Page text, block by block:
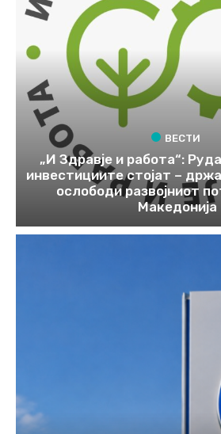
ВЕСТИ
„И Здравје и работа“:
инвестициите стојат –
ослободи развојниот
Македонија